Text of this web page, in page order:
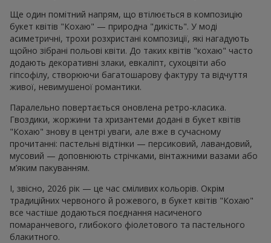
Ще один помітний напрям, що втілюється в композицію
букет квітів "Кохаю" — природна "дикість". У моді
асиметричні, трохи розхристані композиції, які нагадують
щойно зібрані польові квіти. До таких квітів "кохаю" часто
додають декоративні злаки, евкаліпт, сухоцвіти або
гіпсофілу, створюючи багатошарову фактуру та відчуття
живої, невимушеної романтики.
Паралельно повертається оновлена ретро-класика.
Гвоздики, жоржини та хризантеми додані в букет квітів
"Кохаю" знову в центрі уваги, але вже в сучасному
прочитанні: пастельні відтінки — персиковий, лавандовий,
мусовий — доповнюють стрічками, вінтажними вазами або
м’яким пакуванням.
І, звісно, 2026 рік — це час сміливих кольорів. Окрім
традиційних червоного й рожевого, в букет квітів "Кохаю"
все частіше додаються поєднання насиченого
помаранчевого, глибокого фіолетового та пастельного
блакитного.